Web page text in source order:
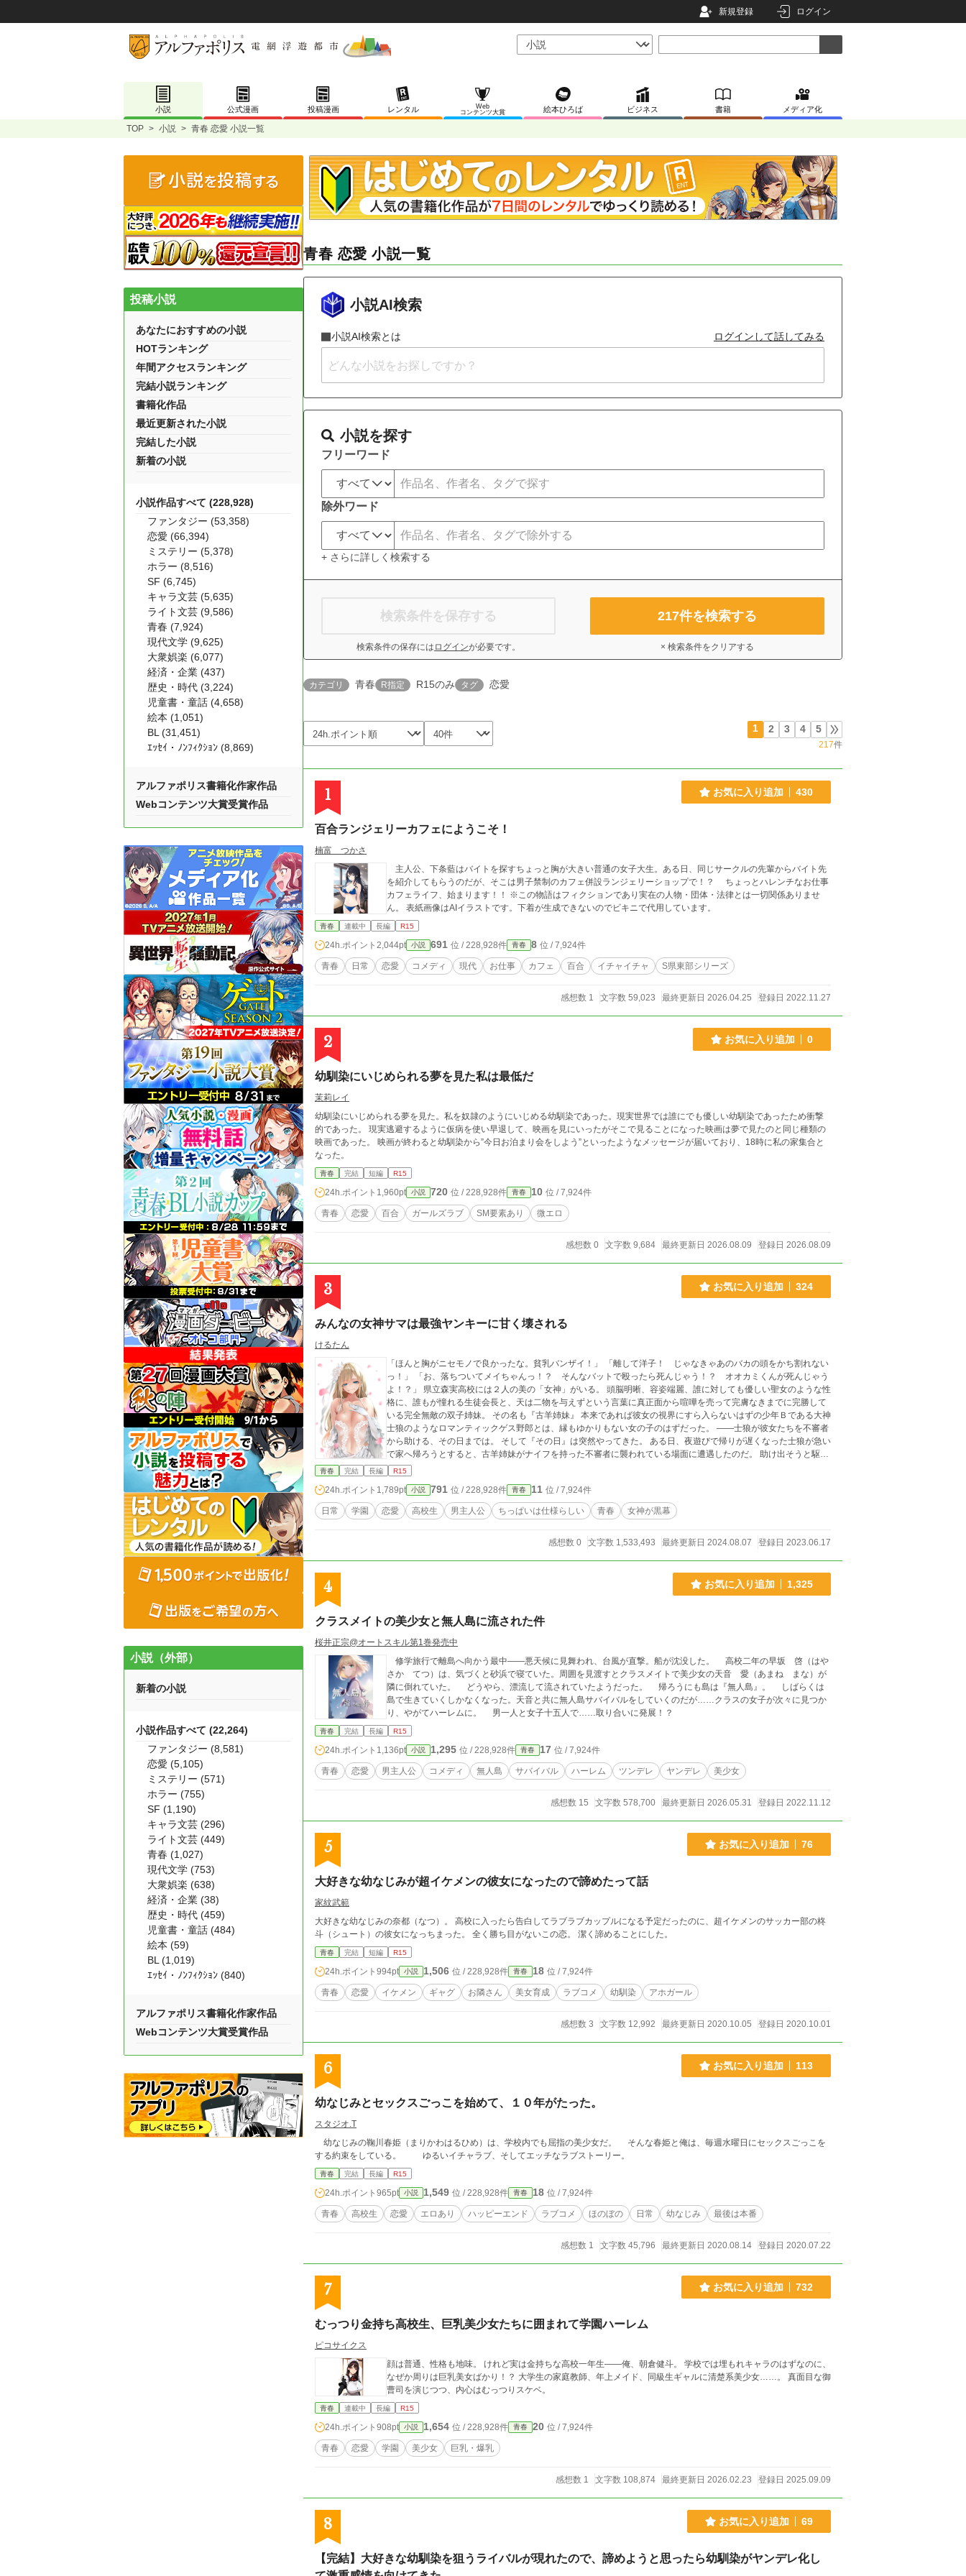
新規登録 ログイン
小説 公式漫画 投稿漫画 レンタル
Web
コンテンツ大賞
絵本ひろば ビジネス 書籍 メディア化
TOP > 小説 > 青春 恋愛 小説一覧
青春 恋愛 小説一覧
小説AI検索
小説AI検索とは ログインして話してみる
小説を探す
フリーワード
除外ワード
+ さらに詳しく検索する
検索条件を保存する
検索条件の保存には ログインが必要です。
217件を検索する
× 検索条件をクリアする
カテゴリ 青春 R指定 R15のみ タグ 恋愛
1 2 3 4 5
217件
1 お気に入り追加 430
百合ランジェリーカフェにようこそ！
楠富 つかさ
主人公、下条藍はバイトを探すちょっと胸が大きい普通の女子大生。ある日、同じサークルの先輩からバイト先
を紹介してもらうのだが、そこは男子禁制のカフェ併設ランジェリーショップで！？ ちょっとハレンチなお仕事
カフェライフ、始まります！！ ※この物語はフィクションであり実在の人物・団体・法律とは一切関係ありませ
ん。 表紙画像はAIイラストです。下着が生成できないのでビキニで代用しています。
青春 連載中 長編 R15
24h.ポイント 2,044pt 小説 691 位 / 228,928件 青春 8 位 / 7,924件
青春 日常 恋愛 コメディ 現代 お仕事 カフェ 百合 イチャイチャ S県東部シリーズ
感想数 1 文字数 59,023 最終更新日 2026.04.25 登録日 2022.11.27
2 お気に入り追加 0
幼馴染にいじめられる夢を見た私は最低だ
茉莉レイ
幼馴染にいじめられる夢を見た。私を奴隷のようにいじめる幼馴染であった。現実世界では誰にでも優しい幼馴染であったため衝撃
的であった。 現実逃避するように仮病を使い早退して、映画を見にいったがそこで見ることになった映画は夢で見たのと同じ種類の
映画であった。 映画が終わると幼馴染から”今日お泊まり会をしよう”といったようなメッセージが届いており、18時に私の家集合と
なった。
青春 完結 短編 R15
24h.ポイント 1,960pt 小説 720 位 / 228,928件 青春 10 位 / 7,924件
青春 恋愛 百合 ガールズラブ SM要素あり 微エロ
感想数 0 文字数 9,684 最終更新日 2026.08.09 登録日 2026.08.09
3 お気に入り追加 324
みんなの女神サマは最強ヤンキーに甘く壊される
けるたん
「ほんと胸がニセモノで良かったな。貧乳バンザイ！」 「離して洋子！ じゃなきゃあのバカの頭をかち割れない
っ！」 「お、落ちついてメイちゃんっ！？ そんなバットで殴ったら死んじゃう！？ オオカミくんが死んじゃう
よ！？」 県立森実高校には２人の美の「女神」がいる。 頭脳明晰、容姿端麗、誰に対しても優しい聖女のような性
格に、誰もが憧れる生徒会長と、天は二物を与えずという言葉に真正面から喧嘩を売って完膚なきまでに完勝して
いる完全無敵の双子姉妹。 その名も『古羊姉妹』 本来であれば彼女の視界にすら入らないはずの少年Ｂである大神
士狼のようなロマンティックゲス野郎とは、縁もゆかりもない女の子のはずだった。 ――士狼が彼女たちを不審者
から助ける、その日までは。 そして『その日』は突然やってきた。 ある日、夜遊びで帰りが遅くなった士狼が急い
で家へ帰ろうとすると、古羊姉妹がナイフを持った不審者に襲われている場面に遭遇したのだ。 助け出そうと駆け
出すも、古羊姉妹の妹君である『古羊洋子』は助けることに成功したが、姉君であり『古羊芽衣』は不審者に胸元
げた……その時だった！ ――彼女の胸元から冗談みたいにバカデカい胸パッドが転げ落ちたのは。 そう、彼女は嘘
で塗り固められた虚乳（きょにゅう）の持ち主だったのだ！ 意識を取り戻した芽衣（Aカップ）は【乙女の秘密】
を知られたことに発狂し、士狼を亡き者にするべく、その場で士狼に襲い掛かる。 士狼は洋子の協力もあり、何と
理難題を解決する大神士狼の受難の日々が始まった。 が、この時の古羊姉妹はまだ知らなかったのだ。 彼の蜂蜜の
にて序盤のみお試し掲載中。【Nolaノベル】【Tales】にて完全版を公開中。 イラスト担当：さんさん
青春 完結 長編 R15
24h.ポイント 1,789pt 小説 791 位 / 228,928件 青春 11 位 / 7,924件
日常 学園 恋愛 高校生 男主人公 ちっぱいは仕様らしい 青春 女神が黒幕
感想数 0 文字数 1,533,493 最終更新日 2024.08.07 登録日 2023.06.17
4 お気に入り追加 1,325
クラスメイトの美少女と無人島に流された件
桜井正宗@オートスキル第1巻発売中
修学旅行で離島へ向かう最中――悪天候に見舞われ、台風が直撃。船が沈没した。 高校二年の早坂 啓（はや
さか てつ）は、気づくと砂浜で寝ていた。周囲を見渡すとクラスメイトで美少女の天音 愛（あまね まな）が
隣に倒れていた。 どうやら、漂流して流されていたようだった。 帰ろうにも島は『無人島』。 しばらくは
島で生きていくしかなくなった。天音と共に無人島サバイバルをしていくのだが……クラスの女子が次々に見つか
り、やがてハーレムに。 男一人と女子十五人で……取り合いに発展！？
青春 完結 長編 R15
24h.ポイント 1,136pt 小説 1,295 位 / 228,928件 青春 17 位 / 7,924件
青春 恋愛 男主人公 コメディ 無人島 サバイバル ハーレム ツンデレ ヤンデレ 美少女
感想数 15 文字数 578,700 最終更新日 2026.05.31 登録日 2022.11.12
5 お気に入り追加 76
大好きな幼なじみが超イケメンの彼女になったので諦めたって話
家紋武範
大好きな幼なじみの奈都（なつ）。 高校に入ったら告白してラブラブカップルになる予定だったのに、超イケメンのサッカー部の柊
斗（シュート）の彼女になっちまった。 全く勝ち目がないこの恋。 潔く諦めることにした。
青春 完結 短編 R15
24h.ポイント 994pt 小説 1,506 位 / 228,928件 青春 18 位 / 7,924件
青春 恋愛 イケメン ギャグ お隣さん 美女育成 ラブコメ 幼馴染 アホガール
感想数 3 文字数 12,992 最終更新日 2020.10.05 登録日 2020.10.01
6 お気に入り追加 113
幼なじみとセックスごっこを始めて、１０年がたった。
スタジオ.T
幼なじみの鞠川春姫（まりかわはるひめ）は、学校内でも屈指の美少女だ。 そんな春姫と俺は、毎週水曜日にセックスごっこを
する約束をしている。 ゆるいイチャラブ、そしてエッチなラブストーリー。
青春 完結 長編 R15
24h.ポイント 965pt 小説 1,549 位 / 228,928件 青春 18 位 / 7,924件
青春 高校生 恋愛 エロあり ハッピーエンド ラブコメ ほのぼの 日常 幼なじみ 最後は本番
感想数 1 文字数 45,796 最終更新日 2020.08.14 登録日 2020.07.22
7 お気に入り追加 732
むっつり金持ち高校生、巨乳美少女たちに囲まれて学園ハーレム
ピコサイクス
顔は普通、性格も地味。 けれど実は金持ちな高校一年生――俺、朝倉健斗。 学校では埋もれキャラのはずなのに、
なぜか周りは巨乳美女ばかり！？ 大学生の家庭教師、年上メイド、同級生ギャルに清楚系美少女……。 真面目な御
曹司を演じつつ、内心はむっつりスケベ。
青春 連載中 長編 R15
24h.ポイント 908pt 小説 1,654 位 / 228,928件 青春 20 位 / 7,924件
青春 恋愛 学園 美少女 巨乳・爆乳
感想数 1 文字数 108,874 最終更新日 2026.02.23 登録日 2025.09.09
8 お気に入り追加 69
【完結】大好きな幼馴染を狙うライバルが現れたので、諦めようと思ったら幼馴染がヤンデレ化し
投稿小説
あなたにおすすめの小説
HOTランキング
年間アクセスランキング
完結小説ランキング
書籍化作品
最近更新された小説
完結した小説
新着の小説
小説作品すべて (228,928)
ファンタジー (53,358)
恋愛 (66,394)
ミステリー (5,378)
ホラー (8,516)
SF (6,745)
キャラ文芸 (5,635)
ライト文芸 (9,586)
青春 (7,924)
現代文学 (9,625)
大衆娯楽 (6,077)
経済・企業 (437)
歴史・時代 (3,224)
児童書・童話 (4,658)
絵本 (1,051)
BL (31,451)
ｴｯｾｲ・ﾉﾝﾌｨｸｼｮﾝ (8,869)
アルファポリス書籍化作家作品
Webコンテンツ大賞受賞作品
小説（外部）
新着の小説
小説作品すべて (22,264)
ファンタジー (8,581)
恋愛 (5,105)
ミステリー (571)
ホラー (755)
SF (1,190)
キャラ文芸 (296)
ライト文芸 (449)
青春 (1,027)
現代文学 (753)
大衆娯楽 (638)
経済・企業 (38)
歴史・時代 (459)
児童書・童話 (484)
絵本 (59)
BL (1,019)
ｴｯｾｲ・ﾉﾝﾌｨｸｼｮﾝ (840)
アルファポリス書籍化作家作品
Webコンテンツ大賞受賞作品